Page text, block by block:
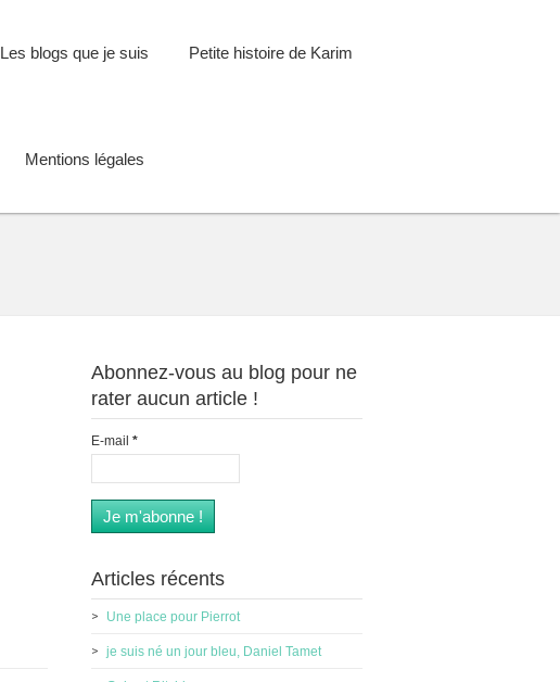
Les blogs que je suis Petite histoire de Karim
Mentions légales
Abonnez-vous au blog pour ne
rater aucun article !
E-mail *
Articles récents
Une place pour Pierrot
je suis né un jour bleu, Daniel Tamet